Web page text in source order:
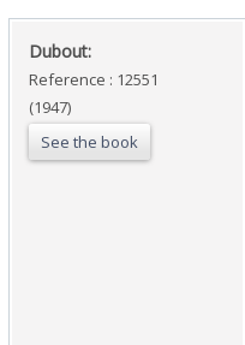
‎Dubout: ‎
Reference : 12551
(1947)
See the book